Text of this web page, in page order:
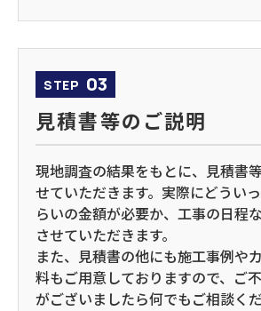
STEP 03
見積書等のご説明
現地調査の結果をもとに、見積書
せていただきます。実際にどうい
らいの金額が必要か、工事の日程
させていただきます。
また、見積書の他にも施工事例や
料もご用意しておりますので、ご
がございましたら何でもご相談くだ